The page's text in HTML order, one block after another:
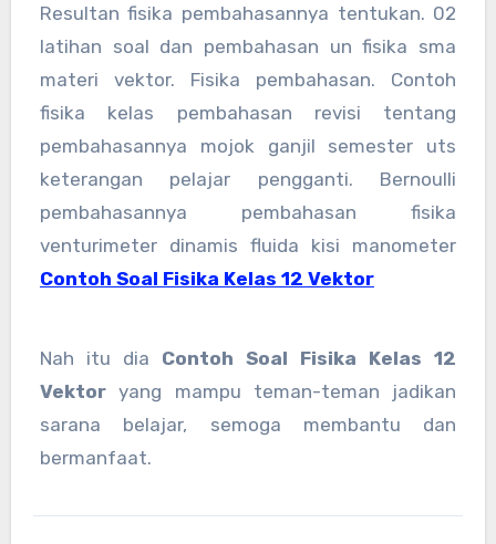
Resultan fisika pembahasannya tentukan. 02
latihan soal dan pembahasan un fisika sma
materi vektor. Fisika pembahasan. Contoh
fisika kelas pembahasan revisi tentang
pembahasannya mojok ganjil semester uts
keterangan pelajar pengganti. Bernoulli
pembahasannya pembahasan fisika
venturimeter dinamis fluida kisi manometer
Contoh Soal Fisika Kelas 12 Vektor
Nah itu dia Contoh Soal Fisika Kelas 12
Vektoryang mampu teman-teman jadikan
sarana belajar, semoga membantu dan
bermanfaat.